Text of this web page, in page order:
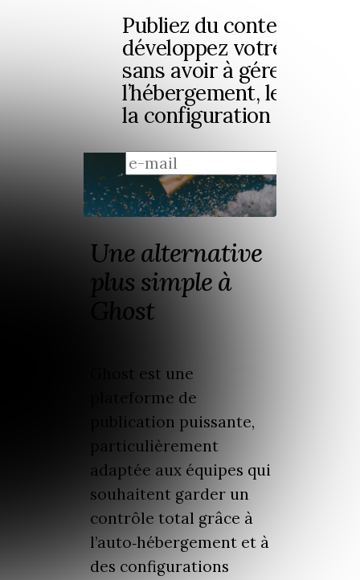
Publiez du contenu et
développez votre
sans avoir à gérer
l’hébergement, les
la configuration
Une alternative
plus simple à
Ghost
Ghost est une
plateforme de
publication puissante,
particulièrement
adaptée aux équipes qui
souhaitent garder un
contrôle total grâce à
l’auto‑hébergement et à
des configurations